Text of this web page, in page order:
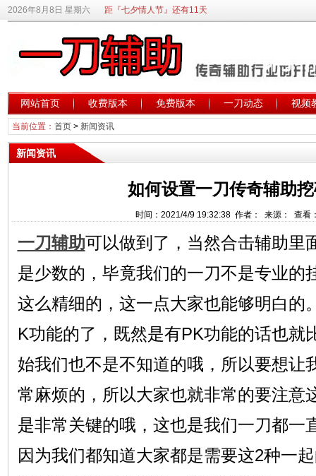
2026年8月8日 星期六 距『七夕情人节』还有11天
网站首页 收费版本 免费版本 一刀动态 视频
当前位置： 首页> 新闻资讯
新闻资讯
如何设置一刀传奇辅助
时间：2021/4/9 19:32:38 作者： 来源： 查看
一刀辅助可以做到了，当然合击辅助里
是少数的，毕竟我们的一刀不是专业的
这么精细的，这一点大家也能够明白的
K功能的了，既然是有PK功能的话也就
始我们也不是不知道的哦，所以要想让
常麻烦的，所以大家也就非常的要注意
是非常关键的哦，这也是我们一刀都一
因为我们都知道大家都是需要这2种一